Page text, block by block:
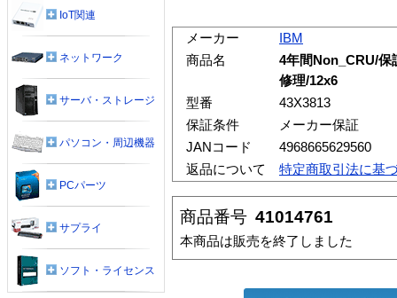
メーカー
IBM
商品名
4年間Non_CRU/保
修理/12x6
型番
43X3813
保証条件
メーカー保証
JANコード
4968665629560
返品について
特定商取引法に基
商品番号 41014761
本商品は販売を終了しました
IoT関連
ネットワーク
サーバ・ストレージ
パソコン・周辺機器
PCパーツ
サプライ
ソフト・ライセンス